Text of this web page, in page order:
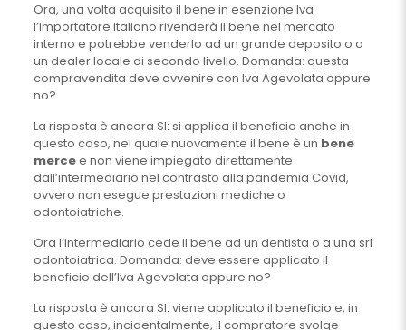
Ora, una volta acquisito il bene in esenzione Iva
l’importatore italiano rivenderà il bene nel mercato
interno e potrebbe venderlo ad un grande deposito o a
un dealer locale di secondo livello. Domanda: questa
compravendita deve avvenire con Iva Agevolata oppure
no?
La risposta è ancora SI: si applica il beneficio anche in
questo caso, nel quale nuovamente il bene è un bene
mercee non viene impiegato direttamente
dall’intermediario nel contrasto alla pandemia Covid,
ovvero non esegue prestazioni mediche o
odontoiatriche.
Ora l’intermediario cede il bene ad un dentista o a una srl
odontoiatrica. Domanda: deve essere applicato il
beneficio dell’Iva Agevolata oppure no?
La risposta è ancora SI: viene applicato il beneficio e, in
questo caso, incidentalmente, il compratore svolge